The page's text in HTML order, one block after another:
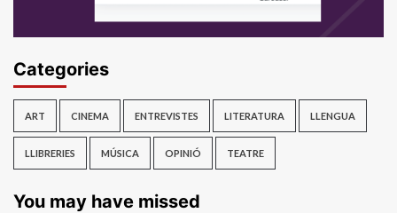
Categories
ART CINEMA ENTREVISTES LITERATURA LLENGUA
LLIBRERIES MÚSICA OPINIÓ TEATRE
You may have missed